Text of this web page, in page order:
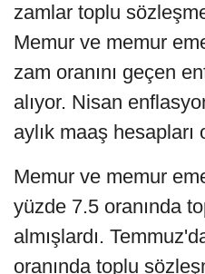
zamlar toplu
Memur ve memur
zam oranını geçen
alıyor. Nisan
aylık maaş hesapları
Memur ve memur
yüzde 7.5 oranında
almışlardı.
oranında toplu